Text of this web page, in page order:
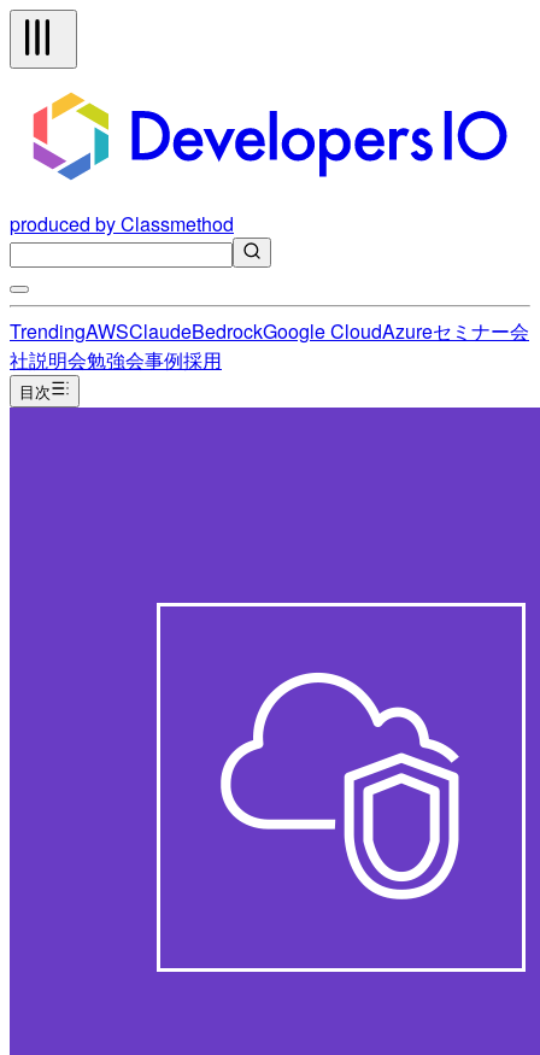
produced by Classmethod
TrendingAWSClaudeBedrockGoogle CloudAzureセミナー会
社説明会勉強会事例採用
目次